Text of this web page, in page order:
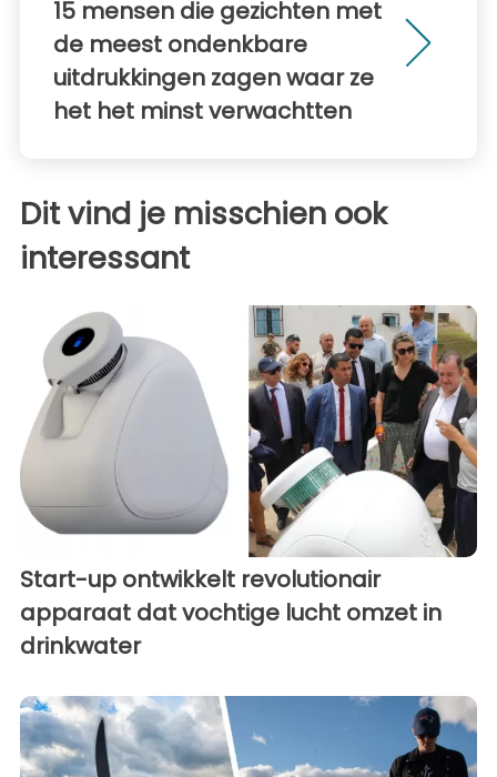
15 mensen die gezichten met
de meest ondenkbare
uitdrukkingen zagen waar ze
het het minst verwachtten
Dit vind je misschien ook
interessant
Start-up ontwikkelt revolutionair
apparaat dat vochtige lucht omzet in
drinkwater